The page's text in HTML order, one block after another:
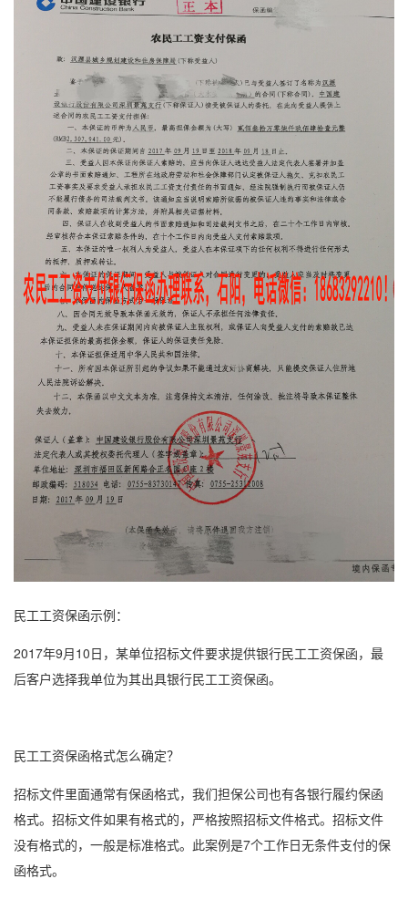
民工工资保函示例：
2017年9月10日，某单位招标文件要求提供银行民工工资保函，最
后客户选择我单位为其出具银行民工工资保函。
民工工资保函格式怎么确定？
招标文件里面通常有保函格式，我们担保公司也有各银行履约保函
格式。招标文件如果有格式的，严格按照招标文件格式。招标文件
没有格式的，一般是标准格式。此案例是7个工作日无条件支付的保
函格式。